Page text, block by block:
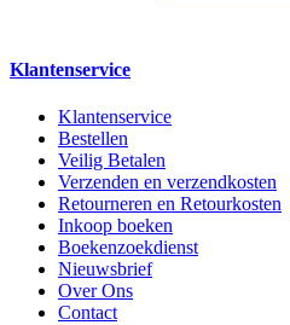
Klantenservice
Klantenservice
Bestellen
Veilig Betalen
Verzenden en verzendkosten
Retourneren en Retourkosten
Inkoop boeken
Boekenzoekdienst
Nieuwsbrief
Over Ons
Contact